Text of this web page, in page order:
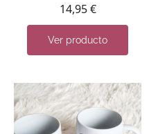
14,95€
Ver producto